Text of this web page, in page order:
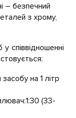
– безпечний
з хрому,
у співвідношенні
на 1 літр
(33-